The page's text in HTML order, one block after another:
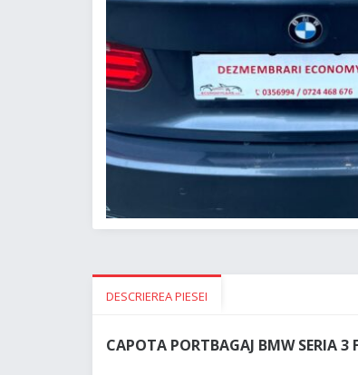
DESCRIEREA PIESEI
CAPOTA PORTBAGAJ BMW SERIA 3